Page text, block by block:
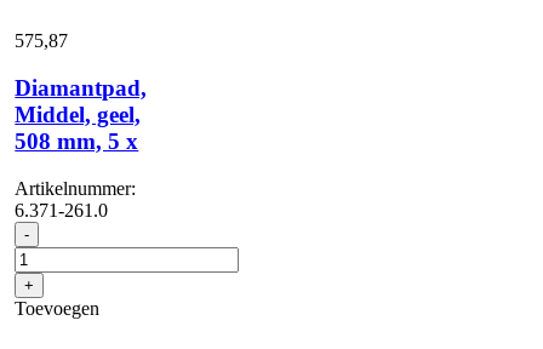
x
aantal
575,87
Diamantpad,
Middel, geel,
508 mm, 5 x
Artikelnummer:
6.371-261.0
- Diamantpad,
Middel,
geel,
508
mm,
+
Toevoegen